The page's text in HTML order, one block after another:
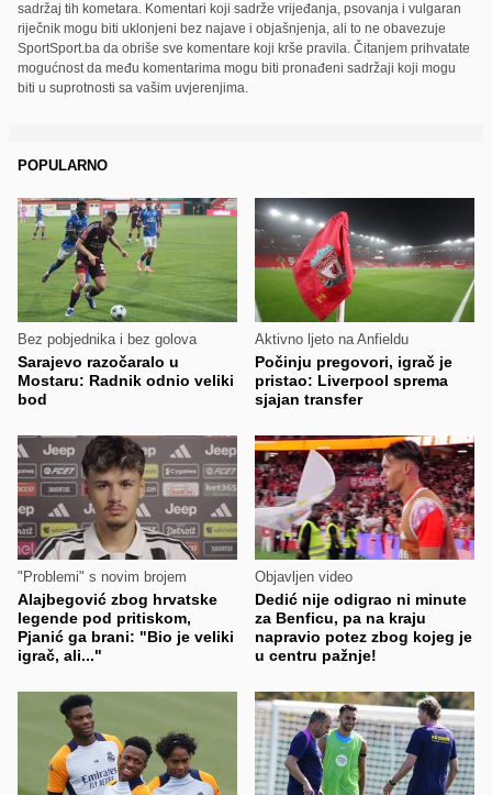
sadržaj tih kometara. Komentari koji sadrže vrijeđanja, psovanja i vulgaran
riječnik mogu biti uklonjeni bez najave i objašnjenja, ali to ne obavezuje
SportSport.ba da obriše sve komentare koji krše pravila. Čitanjem prihvatate
mogućnost da među komentarima mogu biti pronađeni sadržaji koji mogu
biti u suprotnosti sa vašim uvjerenjima.
POPULARNO
Bez pobjednika i bez golova
Sarajevo razočaralo u
Mostaru: Radnik odnio veliki
bod
Aktivno ljeto na Anfieldu
Počinju pregovori, igrač je
pristao: Liverpool sprema
sjajan transfer
"Problemi" s novim brojem
Alajbegović zbog hrvatske
legende pod pritiskom,
Pjanić ga brani: "Bio je veliki
igrač, ali..."
Objavljen video
Dedić nije odigrao ni minute
za Benficu, pa na kraju
napravio potez zbog kojeg je
u centru pažnje!